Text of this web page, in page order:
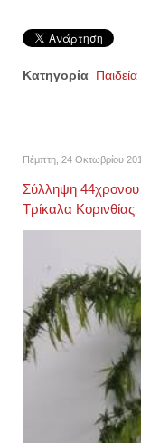
Κατηγορία Παιδεία
Πέμπτη, 24 Οκτωβρίου
Σύλληψη 44χρονου
Τρίκαλα Κορινθίας